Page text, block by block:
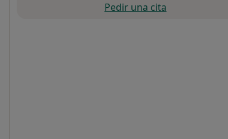
Pedir una cita